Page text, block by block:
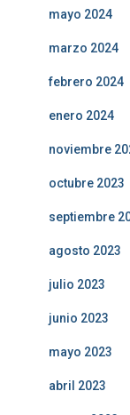
mayo 2024
marzo 2024
febrero 2024
enero 2024
noviembre
octubre 2023
septiembre
agosto 2023
julio 2023
junio 2023
mayo 2023
abril 2023